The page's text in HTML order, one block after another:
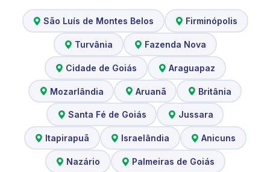
São Luís de Montes Belos Firminópolis
Turvânia Fazenda Nova
Cidade de Goiás Araguapaz
Mozarlândia Aruanã Britânia
Santa Fé de Goiás Jussara
Itapirapuã Israelândia Anicuns
Nazário Palmeiras de Goiás